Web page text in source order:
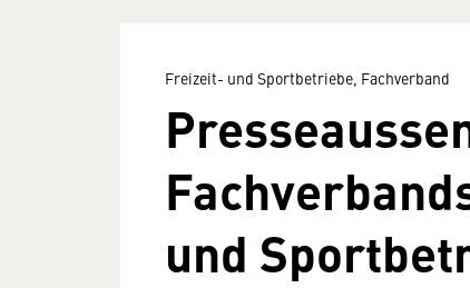
Freizeit- und Sportbetriebe, Fachverband
und